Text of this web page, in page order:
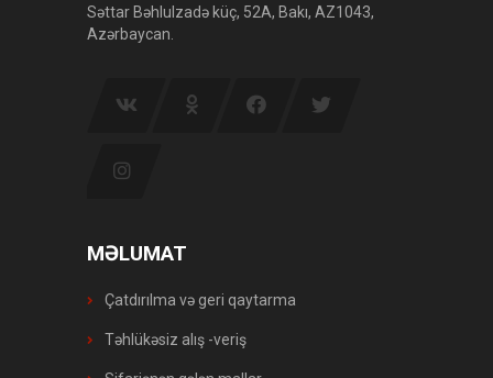
Səttar Bəhlulzadə küç, 52A, Bakı, AZ1043,
Azərbaycan.
MƏLUMAT
Çatdırılma və geri qaytarma
Təhlükəsiz alış -veriş